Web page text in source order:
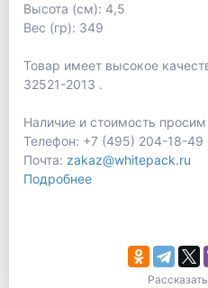
Высота (см): 4,5
Вес (гр): 349
Товар имеет высокое
32521-2013 .
Наличие и стоимость
Телефон: +7 (495) 204-18-49
Почта: zakaz@whitepack.ru
Подробнее